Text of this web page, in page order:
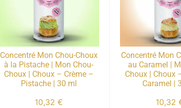
Concentré Mon Chou-Choux
à la Pistache | Mon Chou-
Choux | Choux – Crème –
Pistache | 30 ml
10,32 €
Concentré Mon
au Caramel |
Choux | Choux
Caramel |
10,32